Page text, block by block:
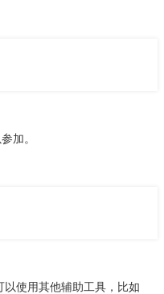
加。
以使用其他辅助工具，比如